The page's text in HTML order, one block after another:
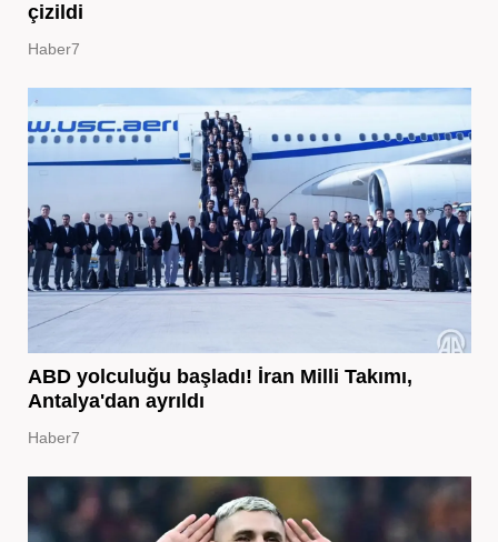
çizildi
Haber7
ABD yolculuğu başladı! İran Milli Takımı,
Antalya'dan ayrıldı
Haber7